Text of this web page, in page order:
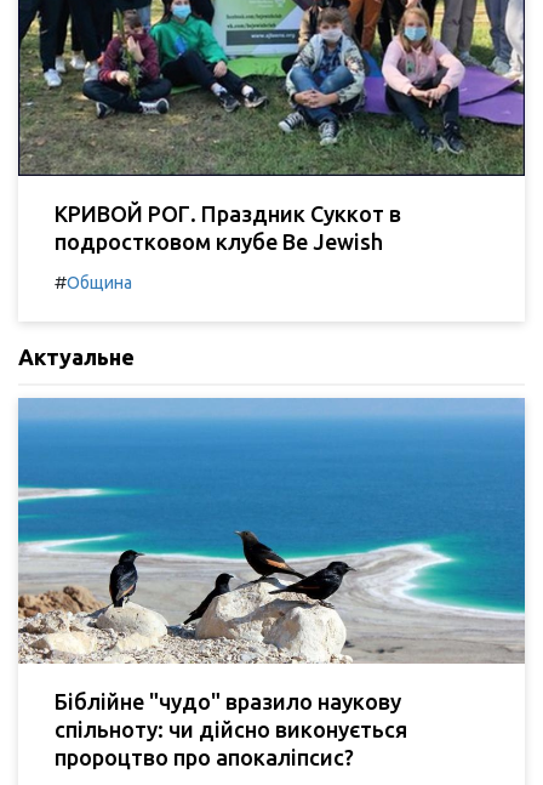
КРИВОЙ РОГ. Праздник Суккот в
подростковом клубе Be Jewish
#Община
Актуальне
Біблійне "чудо" вразило наукову
спільноту: чи дійсно виконується
пророцтво про апокаліпсис?